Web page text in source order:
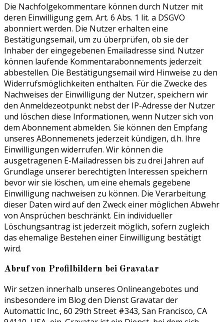
Die Nachfolgekommentare können durch Nutzer mit
deren Einwilligung gem. Art. 6 Abs. 1 lit. a DSGVO
abonniert werden. Die Nutzer erhalten eine
Bestätigungsemail, um zu überprüfen, ob sie der
Inhaber der eingegebenen Emailadresse sind. Nutzer
können laufende Kommentarabonnements jederzeit
abbestellen. Die Bestätigungsemail wird Hinweise zu den
Widerrufsmöglichkeiten enthalten. Für die Zwecke des
Nachweises der Einwilligung der Nutzer, speichern wir
den Anmeldezeotpunkt nebst der IP-Adresse der Nutzer
und löschen diese Informationen, wenn Nutzer sich von
dem Abonnement abmelden. Sie können den Empfang
unseres ABonnemenets jederzeit kündigen, d.h. Ihre
Einwilligungen widerrufen. Wir können die
ausgetragenen E-Mailadressen bis zu drei Jahren auf
Grundlage unserer berechtigten Interessen speichern
bevor wir sie löschen, um eine ehemals gegebene
Einwilligung nachweisen zu können. Die Verarbeitung
dieser Daten wird auf den Zweck einer möglichen Abwehr
von Ansprüchen beschränkt. Ein individueller
Löschungsantrag ist jederzeit möglich, sofern zugleich
das ehemalige Bestehen einer Einwilligung bestätigt
wird.
Abruf von Profilbildern bei Gravatar
Wir setzen innerhalb unseres Onlineangebotes und
insbesondere im Blog den Dienst Gravatar der
Automattic Inc., 60 29th Street #343, San Francisco, CA